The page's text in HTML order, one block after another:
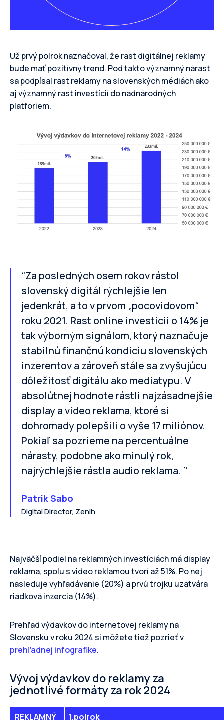
Už prvý polrok naznačoval, že rast digitálnej reklamy
bude mať pozitívny trend. Pod takto významný nárast
sa podpísal rast reklamy na slovenských médiách ako
aj významný rast investícií do nadnárodných
platforiem.
“Za posledných osem rokov rástol
slovenský digitál rýchlejšie len
jedenkrát, a to v prvom „pocovidovom“
roku 2021. Rast online investícii o 14% je
tak výborným signálom, ktorý naznačuje
stabilnú finančnú kondíciu slovenských
inzerentov a zároveň stále sa zvyšujúcu
dôležitosť digitálu ako mediatypu. V
absolútnej hodnote rástli najzásadnejšie
display a video reklama, ktoré si
dohromady polepšili o vyše 17 miliónov.
Pokiaľ sa pozrieme na percentuálne
nárasty, podobne ako minulý rok,
najrýchlejšie rástla audio reklama. ”
Patrik Sabo
Digital Director, Zenih
Najväčší podiel na reklamných investíciách má display
reklama, spolu s video reklamou tvorí až 51%. Po nej
nasleduje vyhľadávanie (20%) a prvú trojku uzatvára
riadková inzercia (14%).
Prehľad výdavkov do internetovej reklamy na
Slovensku v roku 2024 si môžete tiež pozrieť v
prehľadnej infografike.
Vývoj výdavkov do reklamy za
jednotlivé formáty za rok 2024
REKLAMNÝ 1.polrok